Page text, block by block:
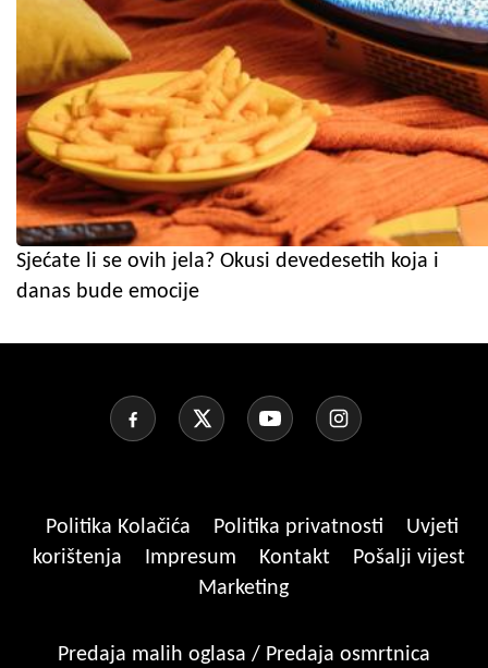
Sjećate li se ovih jela? Okusi devedesetih koja i
danas bude emocije
Politika Kolačića Politika privatnosti
Uvjeti
korištenja
Impresum Kontakt
Pošalji vijest
Marketing
Predaja malih oglasa / Predaja osmrtnica